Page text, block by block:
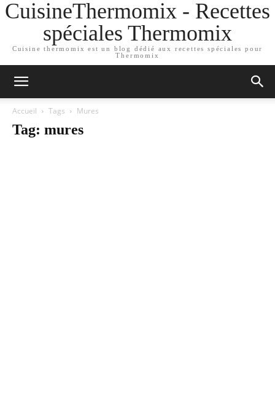
CuisineThermomix - Recettes
spéciales Thermomix
Cuisine thermomix est un blog dédié aux recettes spéciales pour
Thermomix
Accueil Tags Mures
Tag: mures